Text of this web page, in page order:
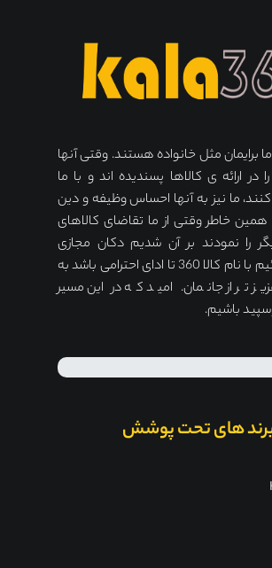
برایمان مثل خانواده هستند. وقتی آنها
در ارائه ی کالاها پسندیده اند و با ما
ما نیز به آنها احساس وظیفه و دین
خاطر وقتی از ما تقاضای کالاهای
را نمودند بر آن شدیم دکان مجازی
دیگری بگشائیم با نام کالا 360 تا ادای احترامی باشد به
تر از جانمان. امید که در این مسیر
باشیم.
های تحت پوشش